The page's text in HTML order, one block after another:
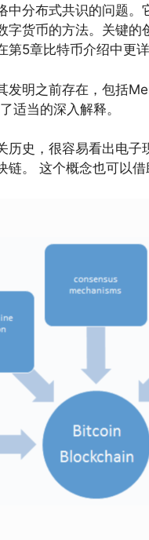
中分布式共识的问题。
字货币的方法。关键
5章比特币介绍中更详
发明之前存在，包括
适当的深入解释。
历史，很容易看出电
。 这个概念也可以借